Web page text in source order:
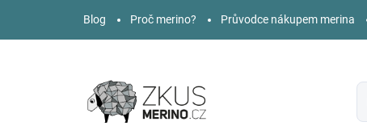
obsah
Blog Proč merino? Průvodce nákupem merina